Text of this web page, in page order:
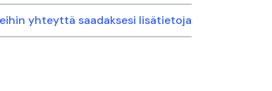
yhteyttä saadaksesi lisätietoja